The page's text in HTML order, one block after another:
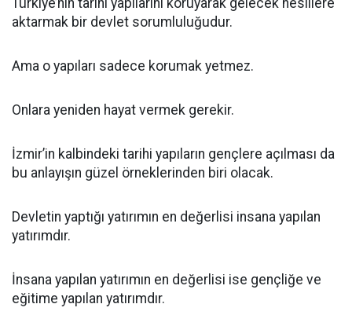
aktarmak bir devlet sorumluluğudur.
Ama o yapıları sadece korumak yetmez.
Onlara yeniden hayat vermek gerekir.
İzmir’in kalbindeki tarihi yapıların gençlere açılması da
bu anlayışın güzel örneklerinden biri olacak.
Devletin yaptığı yatırımın en değerlisi insana yapılan
yatırımdır.
İnsana yapılan yatırımın en değerlisi ise gençliğe ve
eğitime yapılan yatırımdır.